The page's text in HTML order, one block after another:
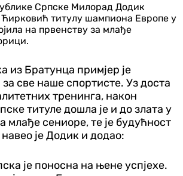
Српске Милорад Додик
Ћирковић титулу шампиона Европе у
на првенству за млађе
из Братунца примјер је
све наше спортисте. Уз доста
тренинга, након
титуле дошла је и до злата у
млађе сениоре, те је будућност
је Додик и додао:
је поносна на њене успјехе.